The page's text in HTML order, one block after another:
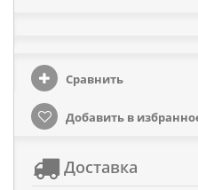
Сравнить
Добавить в
Доставка